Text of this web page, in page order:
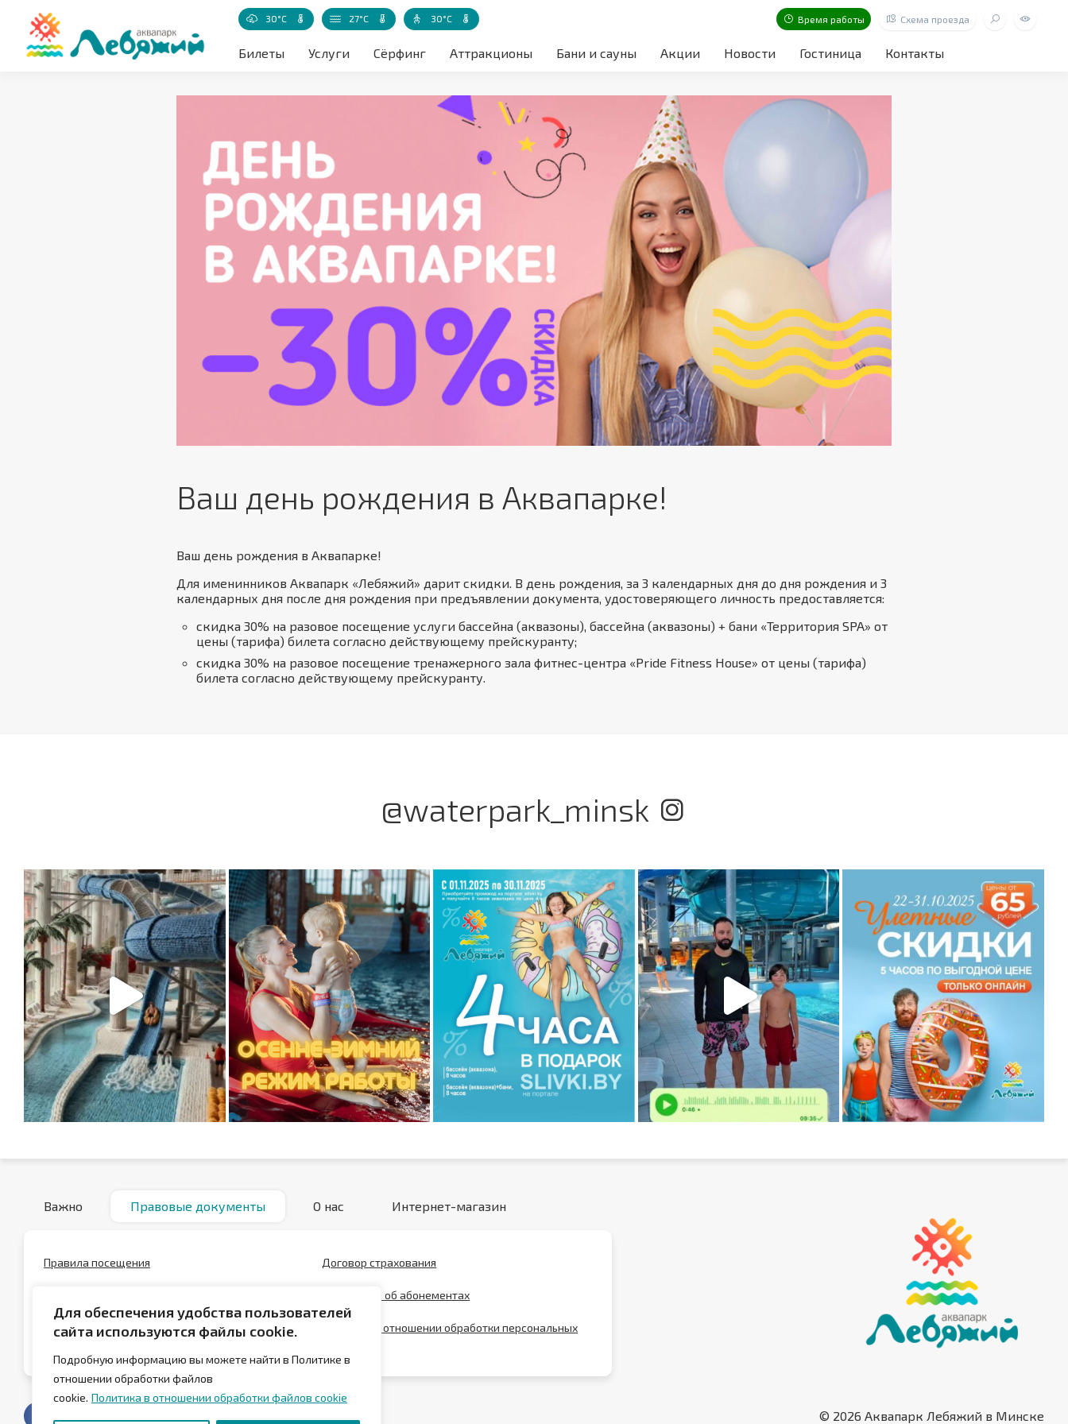
Для обеспечения удобства пользователей
сайта используются файлы cookie.
Подробную информацию вы можете найти в Политике в
отношении обработки файлов
cookie. Политика в отношении обработки файлов cookie
30°C Температура воздуха акватории
27°C Температура воды
30°C Время работы Схема проезда
Билеты Услуги Сёрфинг Аттракционы Бани и сауны Акции Новости Гостиница Контакты
Ваш день рождения в Аквапарке!
Ваш день рождения в Аквапарке!
Для именинников Аквапарк «Лебяжий» дарит скидки. В день рождения, за 3 календарных дня до дня рождения и 3
календарных дня после дня рождения при предъявлении документа, удостоверяющего личность предоставляется:
скидка 30% на разовое посещение услуги бассейна (аквазоны), бассейна (аквазоны) + бани «Территория SPA» от
цены (тарифа) билета согласно действующему прейскуранту;
скидка 30% на разовое посещение тренажерного зала фитнес-центра «Pride Fitness House» от цены (тарифа)
билета согласно действующему прейскуранту.
@waterpark_minsk
Важно Правовые документы О нас Интернет-магазин
Правила посещения Договор страхования
Положение об абонементах
Положение о сертификатах
Политика в отношении обработки персональных
© 2026 Аквапарк Лебяжий в Минске